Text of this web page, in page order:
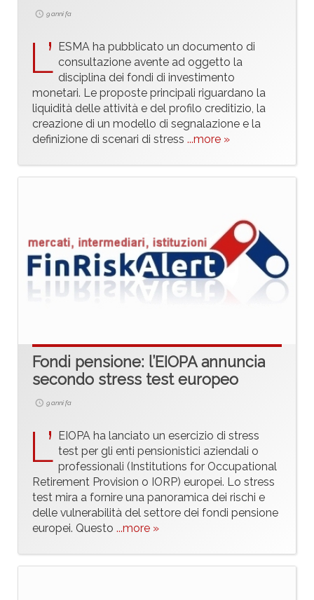
9 anni fa
L’ ESMA ha pubblicato un documento di
consultazione avente ad oggetto la
disciplina dei fondi di investimento
monetari. Le proposte principali riguardano la
liquidità delle attività e del profilo creditizio, la
creazione di un modello di segnalazione e la
definizione di scenari di stress ...more »
Fondi pensione: l’EIOPA annuncia
secondo stress test europeo
9 anni fa
L’ EIOPA ha lanciato un esercizio di stress
test per gli enti pensionistici aziendali o
professionali (Institutions for Occupational
Retirement Provision o IORP) europei. Lo stress
test mira a fornire una panoramica dei rischi e
delle vulnerabilità del settore dei fondi pensione
europei. Questo ...more »